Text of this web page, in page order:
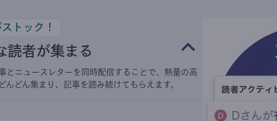
トック！
読者が集まる
とニュースレターを同時配信することで、熱量の高
んどん集まり、記事を読み続けてもらえます。